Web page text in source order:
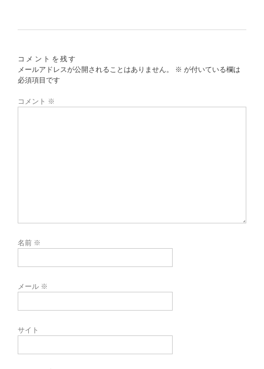
コメントを残す
メールアドレスが公開されることはありません。
※ が付いている欄は
必須項目です
コメント ※
名前 ※
メール ※
サイト